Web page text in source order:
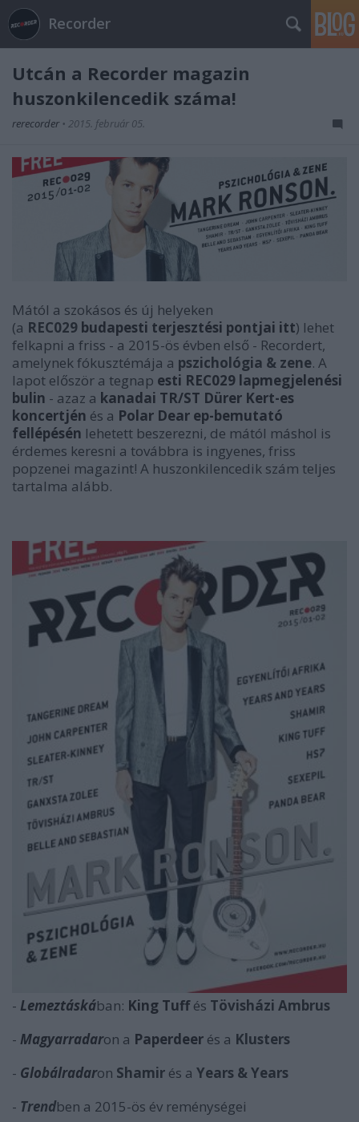
Recorder
Utcán a Recorder magazin
huszonkilencedik száma!
rerecorder • 2015. február 05.
Mától a szokásos és új helyeken
(a REC029 budapesti terjesztési pontjai itt) lehet
felkapni a friss - a 2015-ös évben első - Recordert,
amelynek fókusztémája a pszichológia & zene. A
lapot először a tegnap esti REC029 lapmegjelenési
bulin - azaz a kanadai TR/ST Dürer Kert-es
koncertjén és a Polar Dear ep-bemutató
fellépésén lehetett beszerezni, de mától máshol is
érdemes keresni a továbbra is ingyenes, friss
popzenei magazint! A huszonkilencedik szám teljes
tartalma alább.
- Lemeztáskában: King Tuffés Tövisházi Ambrus
- Magyarradaron a Paperdeer és a Klusters
- Globálradaron Shamir és a Years & Years
- Trendben a 2015-ös év reménységei